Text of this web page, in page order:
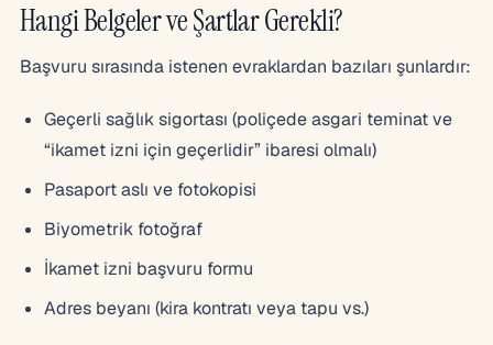
Hangi Belgeler ve Şartlar Gerekli?
Başvuru sırasında istenen evraklardan bazıları şunlardır:
Geçerli sağlık sigortası (poliçede asgari teminat ve
“ikamet izni için geçerlidir” ibaresi olmalı)
Pasaport aslı ve fotokopisi
Biyometrik fotoğraf
İkamet izni başvuru formu
Adres beyanı (kira kontratı veya tapu vs.)